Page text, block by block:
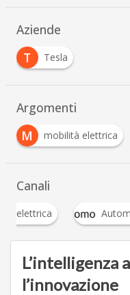
Aziende
T
Tesla
Argomenti
M
mobilità elettrica
Canali
elettrica
L’intelligenza
l’innovazione